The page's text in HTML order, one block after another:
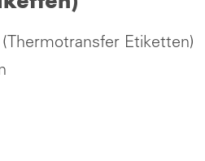
Etiketten)